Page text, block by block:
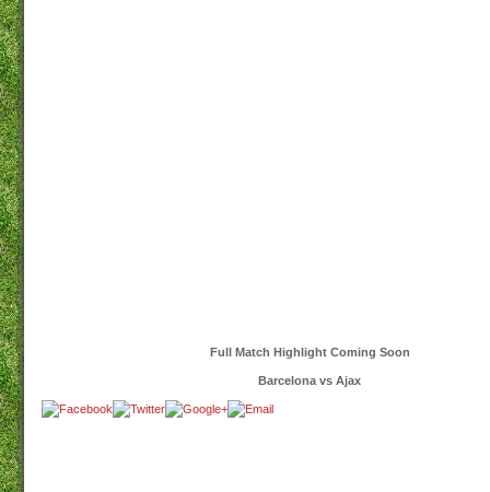
Full Match Highlight Coming Soon
Barcelona vs Ajax